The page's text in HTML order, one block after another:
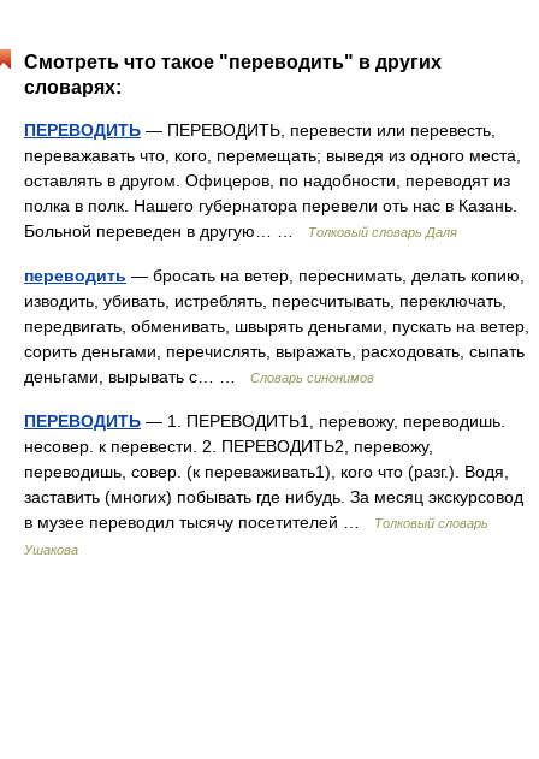
Смотреть что такое "переводить" в других
словарях:
ПЕРЕВОДИТЬ — ПЕРЕВОДИТЬ, перевести или перевесть,
переважавать что, кого, перемещать; выведя из одного места,
оставлять в другом. Офицеров, по надобности, переводят из
полка в полк. Нашего губернатора перевели оть нас в Казань.
Больной переведен в другую… …
Толковый словарь Даля
переводить — бросать на ветер, переснимать, делать копию,
изводить, убивать, истреблять, пересчитывать, переключать,
передвигать, обменивать, швырять деньгами, пускать на ветер,
сорить деньгами, перечислять, выражать, расходовать, сыпать
деньгами, вырывать с… …
Словарь синонимов
ПЕРЕВОДИТЬ — 1. ПЕРЕВОДИТЬ1, перевожу, переводишь.
несовер. к перевести. 2. ПЕРЕВОДИТЬ2, перевожу,
переводишь, совер. (к переваживать1), кого что (разг.). Водя,
заставить (многих) побывать где нибудь. За месяц экскурсовод
в музее переводил тысячу посетителей …
Толковый словарь
Ушакова